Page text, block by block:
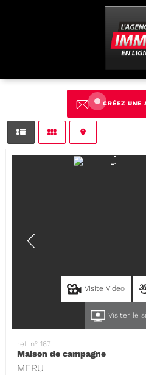
CRÉEZ UNE
Visite Video
Visiter le
ref. n° 167
Maison de campagne
MERU